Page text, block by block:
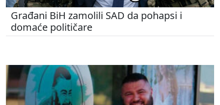
Građani BiH zamolili SAD da pohapsi i
domaće političare